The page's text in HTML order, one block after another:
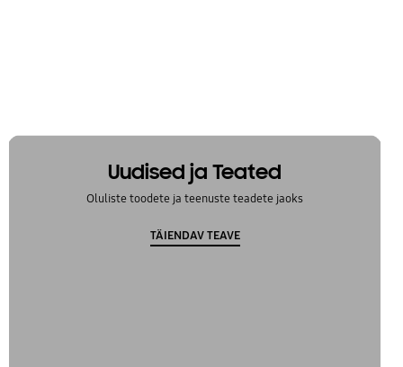
Uudised ja Teated
Oluliste toodete ja teenuste teadete jaoks
TÄIENDAV TEAVE